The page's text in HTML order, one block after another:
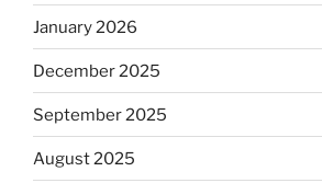
January 2026
December 2025
September 2025
August 2025